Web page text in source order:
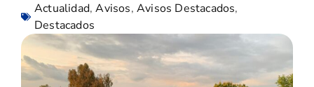
Actualidad,Avisos,Avisos Destacados,
Destacados